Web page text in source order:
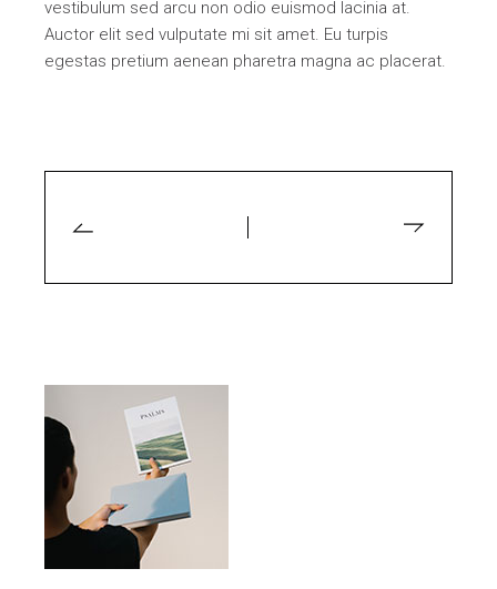
vestibulum sed arcu non odio euismod lacinia at.
Auctor elit sed vulputate mi sit amet. Eu turpis
egestas pretium aenean pharetra magna ac placerat.